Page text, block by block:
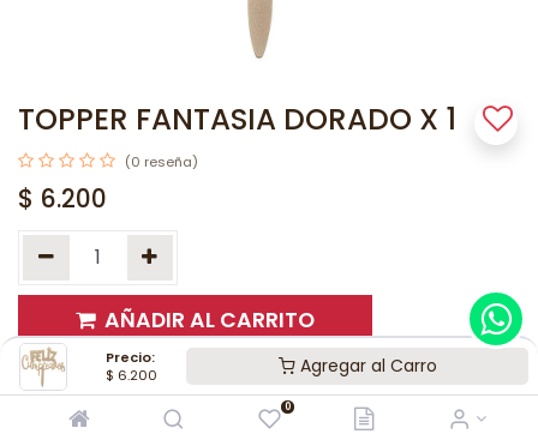
Precio:
$ 6.200 Agregar al Carro
0
TOPPER FANTASIA DORADO X 1
(0 reseña)
$ 6.200
AÑADIR AL CARRITO